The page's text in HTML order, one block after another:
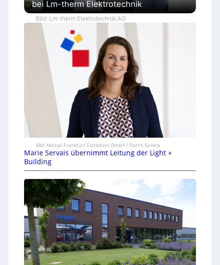
bei Lm-therm Elektrotechnik
Bild: Lm-therm Elektrotechnik AG
Bild: Messe Frankfurt Exhibition GmbH / Pietro Sutera
Marie Servais übernimmt Leitung der Light +
Building